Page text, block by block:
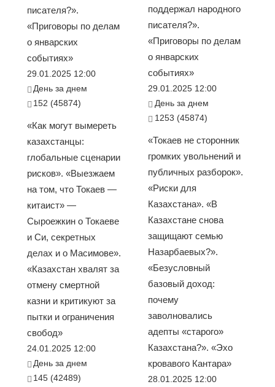
писателя?».
«Приговоры по делам
о январских
событиях»
29.01.2025 12:00
День за днем
152 (45874)
«Как могут вымереть
казахстанцы:
глобальные сценарии
рисков». «Выезжаем
на том, что Токаев —
китаист» —
Сыроежкин о Токаеве
и Си, секретных
делах и о Масимове».
«Казахстан хвалят за
отмену смертной
казни и критикуют за
пытки и ограничения
свобод»
24.01.2025 12:00
День за днем
145 (42489)
поддержал народного
писателя?».
«Приговоры по делам
о январских
событиях»
29.01.2025 12:00
День за днем
1253 (45874)
«Токаев не сторонник
громких увольнений и
публичных разборок».
«Риски для
Казахстана». «В
Казахстане снова
защищают семью
Назарбаевых?».
«Безусловный
базовый доход:
почему
заволновались
адепты «старого»
Казахстана?». «Эхо
кровавого Кантара»
28.01.2025 12:00